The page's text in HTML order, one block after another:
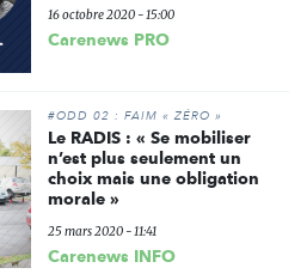
16 octobre 2020 - 15:00
Carenews PRO
#ODD 02 : FAIM « ZÉRO »
Le RADIS : « Se mobiliser
n’est plus seulement un
choix mais une obligation
morale »
25 mars 2020 - 11:41
Carenews INFO